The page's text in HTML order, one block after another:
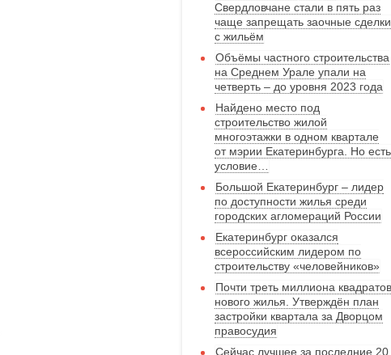
Свердловчане стали в пять раз
чаще запрещать заочные сделки
с жильём
Объёмы частного строительства
на Среднем Урале упали на
четверть – до уровня 2023 года
Найдено место под
строительство жилой
многоэтажки в одном квартале
от мэрии Екатеринбурга. Но есть
условие…
Большой Екатеринбург – лидер
по доступности жилья среди
городских агломераций России
Екатеринбург оказался
всероссийским лидером по
строительству «человейников»
Почти треть миллиона квадратов
нового жилья. Утверждён план
застройки квартала за Дворцом
правосудия
Сейчас лучшее за последние 20